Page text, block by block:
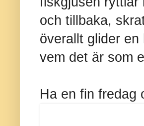
och tillbaka,
överallt glider
vem det är som
Ha en fin fredag